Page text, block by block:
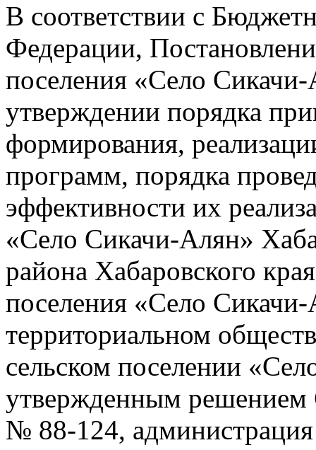
В соответствии с
Федерации,
поселения «Село
утверждении порядка
формирования,
программ, порядка
эффективности их
«Село Сикачи-Алян»
района Хабаровского
поселения «Село
территориальном
сельском поселении
утвержденным решением
№ 88-124, администрация